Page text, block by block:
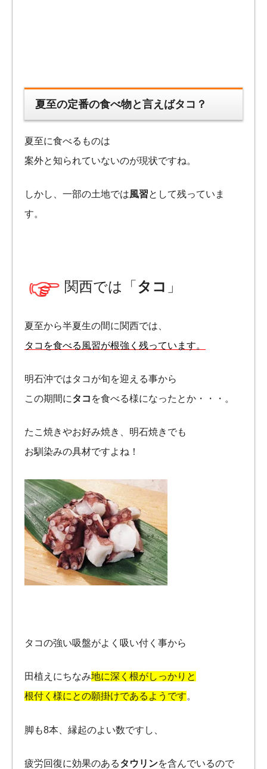
夏至の定番の食べ物と言えばタコ？
夏至に食べるものは
案外と知られていないのが現状ですね。
しかし、一部の土地では風習として残っていま
す。
関西では「 タコ 」
夏至から半夏生の間に関西では、
タコを食べる風習が根強く残っています。
明石沖ではタコが旬を迎える事から
この期間にタコ を食べる様になったとか・・・。
たこ焼きやお好み焼き、明石焼きでも
お馴染みの具材ですよね！
タコの強い吸盤がよく吸い付く事から
田植えにちなみ地に深く根がしっかりと
根付く様にとの願掛けであるようです。
脚も8本、縁起のよい数ですし、
疲労回復に効果のあるタウリンを含んでいるので